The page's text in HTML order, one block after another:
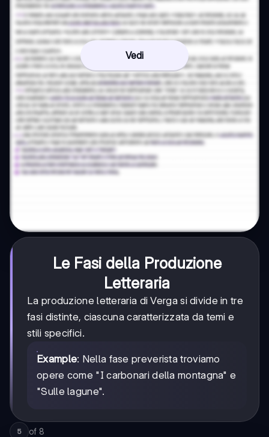
Vedi
Le Fasi della Produzione
Letteraria
La produzione letteraria di Verga si divide in tre
fasi distinte, ciascuna caratterizzata da temi e
stili specifici.
Example: Nella fase preverista troviamo
opere come "I carbonari della montagna" e
"Sulle lagune".
5 of 8